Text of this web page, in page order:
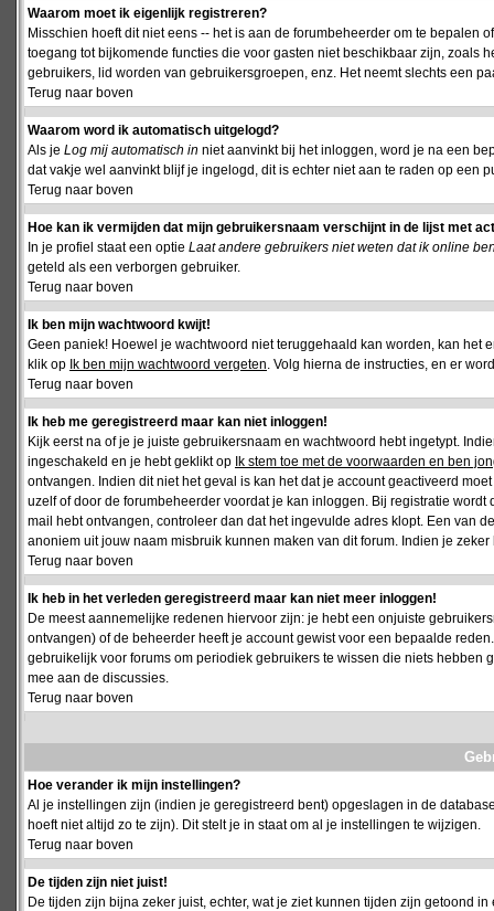
Waarom moet ik eigenlijk registreren?
Misschien hoeft dit niet eens -- het is aan de forumbeheerder om te bepalen
toegang tot bijkomende functies die voor gasten niet beschikbaar zijn,
gebruikers, lid worden van gebruikersgroepen, enz. Het neemt slechts een
Terug naar boven
Waarom word ik automatisch uitgelogd?
Als je Log mij automatisch in niet aanvinkt bij het inloggen, word je na een
dat vakje wel aanvinkt blijf je ingelogd, dit is echter niet aan te raden op een
Terug naar boven
Hoe kan ik vermijden dat mijn gebruikersnaam verschijnt in de lijst met
In je profiel staat een optie Laat andere gebruikers niet weten dat ik online
geteld als een verborgen gebruiker.
Terug naar boven
Ik ben mijn wachtwoord kwijt!
Geen paniek! Hoewel je wachtwoord niet teruggehaald kan worden, kan
klik op Ik ben mijn wachtwoord vergeten. Volg hierna de instructies, en er
Terug naar boven
Ik heb me geregistreerd maar kan niet inloggen!
Kijk eerst na of je je juiste gebruikersnaam en wachtwoord hebt ingetypt.
ingeschakeld en je hebt geklikt op Ik stem toe met de voorwaarden en ben
ontvangen. Indien dit niet het geval is kan het dat je account geactiveerd
uzelf of door de forumbeheerder voordat je kan inloggen. Bij registratie
mail hebt ontvangen, controleer dan dat het ingevulde adres klopt. Een van
anoniem uit jouw naam misbruik kunnen maken van dit forum. Indien je
Terug naar boven
Ik heb in het verleden geregistreerd maar kan niet meer inloggen!
De meest aannemelijke redenen hiervoor zijn: je hebt een onjuiste
ontvangen) of de beheerder heeft je account gewist voor een bepaalde
gebruikelijk voor forums om periodiek gebruikers te wissen die niets
mee aan de discussies.
Terug naar boven
Hoe verander ik mijn instellingen?
Al je instellingen zijn (indien je geregistreerd bent) opgeslagen in de
hoeft niet altijd zo te zijn). Dit stelt je in staat om al je instellingen te wijzigen.
Terug naar boven
De tijden zijn niet juist!
De tijden zijn bijna zeker juist, echter, wat je ziet kunnen tijden zijn getoond